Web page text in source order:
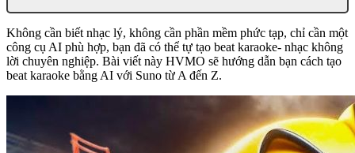
Không cần biết nhạc lý, không cần phần mềm phức tạp, chỉ cần một
công cụ AI phù hợp, bạn đã có thể tự tạo beat karaoke- nhạc không
lời chuyên nghiệp. Bài viết này HVMO sẽ hướng dẫn bạn cách tạo
beat karaoke bằng AI với Suno từ A đến Z.